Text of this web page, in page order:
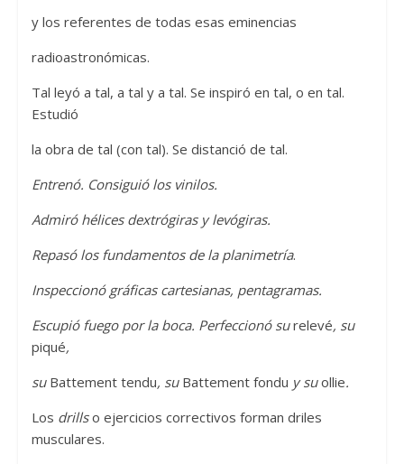
y los referentes de todas esas eminencias
radioastronómicas.
Tal leyó a tal, a tal y a tal. Se inspiró en tal, o en tal.
Estudió
la obra de tal (con tal). Se distanció de tal.
Entrenó. Consiguió los vinilos.
Admiró hélices dextrógiras y levógiras.
Repasó los fundamentos de la planimetría.
Inspeccionó gráficas cartesianas, pentagramas.
Escupió fuego por la boca. Perfeccionó surelevé, su
piqué,
su Battement tendu, su Battement fondu y suollie.
Los drillso ejercicios correctivos forman driles
musculares.